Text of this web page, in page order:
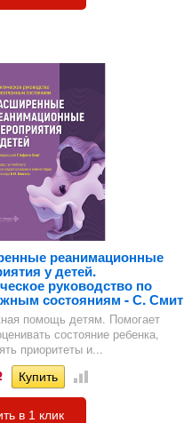
реанимационные
у детей.
руководство по
состояниям - С. Смит
помощь детям. Помогает
состояние ребенка,
приоритеты и...
в 1 клик